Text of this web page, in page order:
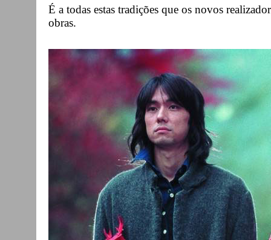
É a todas estas tradições que os novos
obras.